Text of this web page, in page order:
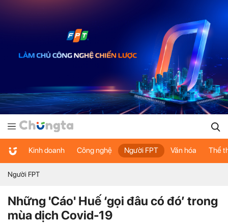
Kinh doanh Công nghệ Người FPT Văn hóa Thể
Người FPT
Những 'Cáo' Huế ‘gọi đâu có đó’ trong
mùa dịch Covid-19